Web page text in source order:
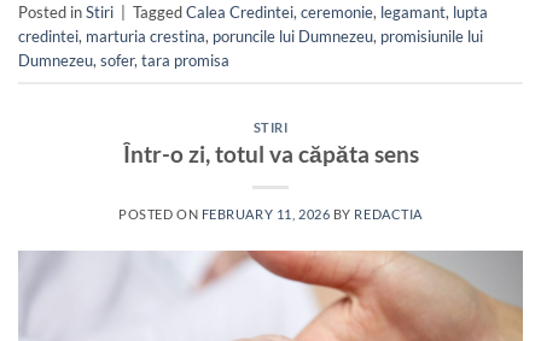
Posted inStiri TaggedCalea Credintei, ceremonie, legamant, lupta
credintei, marturia crestina, poruncile lui Dumnezeu, promisiunile lui
Dumnezeu, sofer, tara promisa
STIRI
Într-o zi, totul va căpăta sens
POSTED ON FEBRUARY 11, 2026 BY REDACTIA